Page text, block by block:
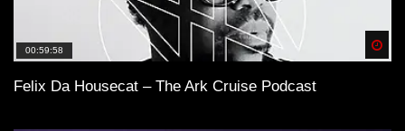
00:59:58
Felix Da Housecat – The Ark Cruise Podcast